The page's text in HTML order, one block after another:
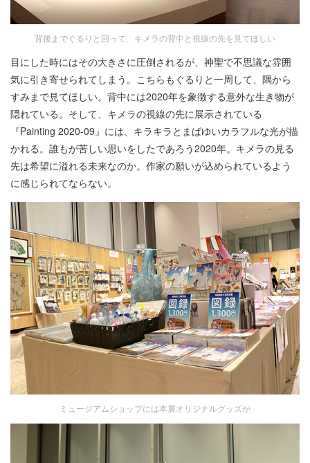
背後までぐるりと回って、キメラの背中と視線の先を見てほしい
目にした時にはその大きさに圧倒されるが、神聖で不思議な雰囲
気に引き寄せられてしまう。こちらもぐるりと一周して、隅から
すみまで見てほしい。背中には2020年を象徴する意外な生き物が
隠れている。そして、キメラの視線の先に展示されている
『Painting 2020-09』には、キラキラとまばゆいカラフルな光が描
かれる。誰もが苦しい思いをしたであろう2020年。キメラの見る
先は希望に溢れる未来なのか。作家の願いが込められているよう
に感じられてならない。
ミュージアムショップには本展オリジナルグッズが